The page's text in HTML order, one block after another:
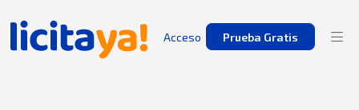
Acceso Prueba Gratis